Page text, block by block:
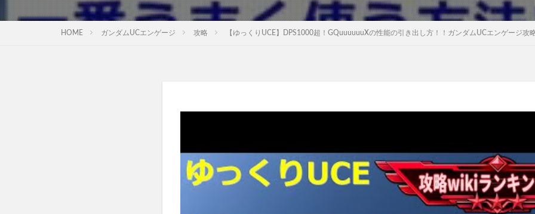
HOME ガンダムUCエンゲージ 攻略 【ゆっくりUCE】DPS1000超！GQuuuuuuXの性能の引き出し方！！ガンダムUCエンゲージ攻